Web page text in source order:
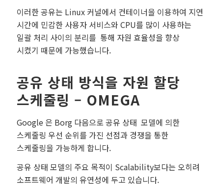
이러한 공유는 Linux 커널에서 컨테이너을 이용하여 지연
시간에 민감한 사용자 서비스와 CPU를 많이 사용하는
일괄 처리 사이의 분리를 통해 자원 효율성을 향상
시켰기 때문에 가능했습니다.
공유 상태 방식을 자원 할당
스케줄링 – OMEGA
Google 은 Borg 다음으로 공유 상태 모델에 의한
스케줄링 우선 순위를 가진 선점과 경쟁을 통한
스케줄링을 가능하게 합니다.
공유 상태 모델의 주요 목적이 Scalability보다는 오히려
소프트웨어 개발의 유연성에 두고 있습니다.